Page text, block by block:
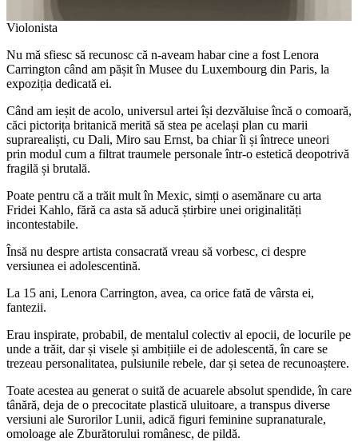
Violonista
Nu mă sfiesc să recunosc că n-aveam habar cine a fost Lenora
Carrington când am pășit în Musee du Luxembourg din Paris, la
expoziția dedicată ei.
Când am ieșit de acolo, universul artei își dezvăluise încă o comoară,
căci pictorița britanică merită să stea pe același plan cu marii
suprarealiști, cu Dali, Miro sau Ernst, ba chiar îi și întrece uneori
prin modul cum a filtrat traumele personale într-o estetică deopotrivă
fragilă și brutală.
Poate pentru că a trăit mult în Mexic, simți o asemănare cu arta
Fridei Kahlo, fără ca asta să aducă știrbire unei originalități
incontestabile.
Însă nu despre artista consacrată vreau să vorbesc, ci despre
versiunea ei adolescentină.
La 15 ani, Lenora Carrington, avea, ca orice fată de vârsta ei,
fantezii.
Erau inspirate, probabil, de mentalul colectiv al epocii, de locurile pe
unde a trăit, dar și visele și ambițiile ei de adolescentă, în care se
trezeau personalitatea, pulsiunile rebele, dar și setea de recunoaștere.
Toate acestea au generat o suită de acuarele absolut spendide, în care
tânără, deja de o precocitate plastică uluitoare, a transpus diverse
versiuni ale Surorilor Lunii, adică figuri feminine supranaturale,
omoloage ale Zburătorului românesc, de pildă.